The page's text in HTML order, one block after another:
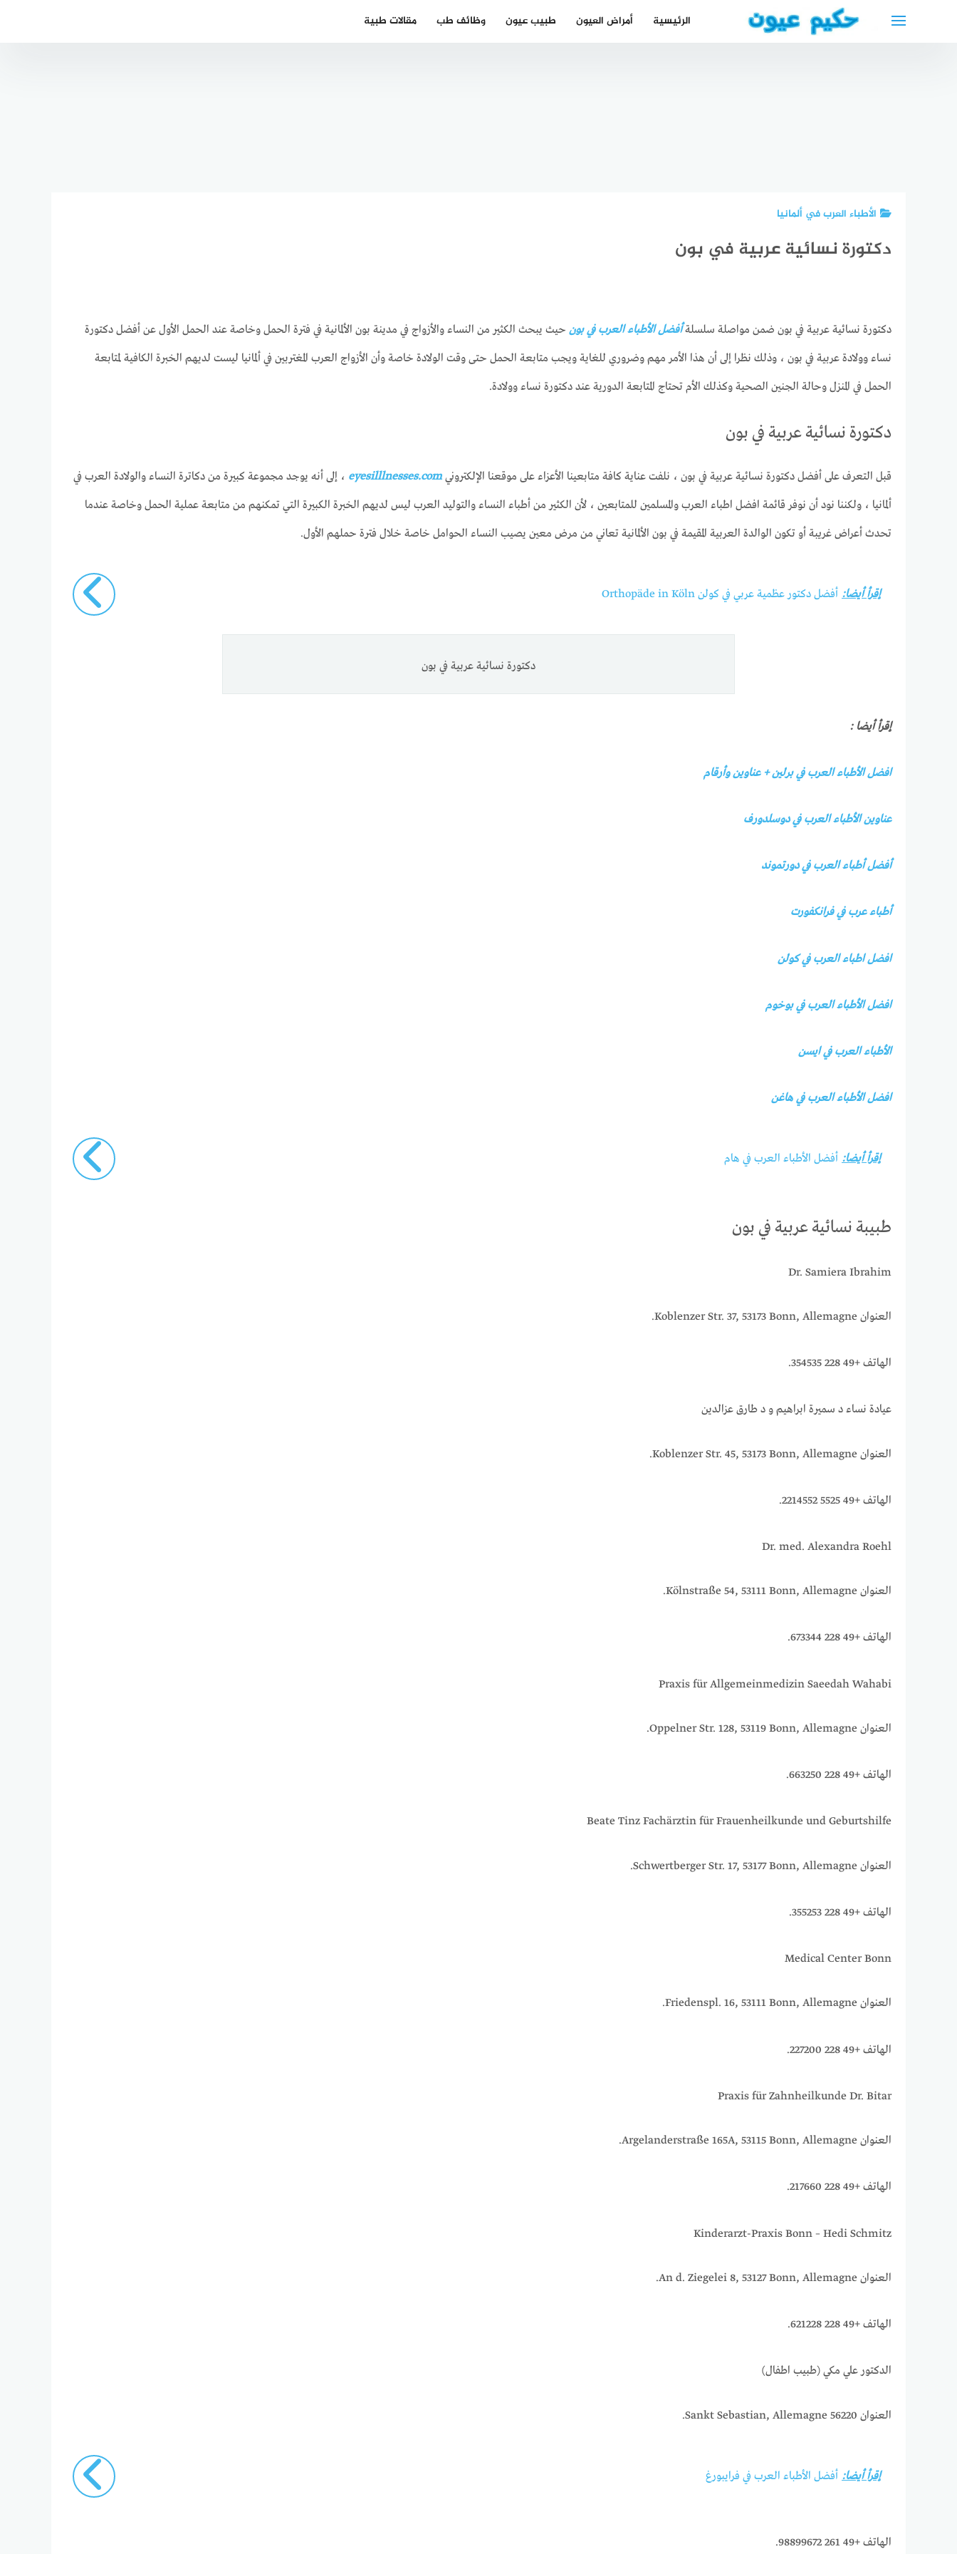
الرئيسية أمراض العيون طبيب عيون وظائف طب مقالات طبية
الأطباء العرب في ألمانيا
دكتورة نسائية عربية في بون
دكتورة نسائية عربية في بون ضمن مواصلة سلسلةأفضل الأطباء العرب في بون حيث يبحث الكثير من النساء والأزواج في مدينة بون الألمانية في فترة الحمل وخاصة عند الحمل الأول عن أفضل دكتورة
نساء وولادة عربية في بون ، وذلك نظرا إلى أن هذا الأمر مهم وضروري للغاية ويجب متابعة الحمل حتى وقت الولادة خاصة وأن الأزواج العرب المغتربين في ألمانيا ليست لديهم الخبرة الكافية لمتابعة
الحمل في المنزل وحالة الجنين الصحية وكذلك الأم تحتاج المتابعة الدورية عند دكتورة نساء وولادة.
دكتورة نسائية عربية في بون
قبل التعرف على أفضل دكتورة نسائية عربية في بون ، نلفت عناية كافة متابعينا الأعزاء على موقعنا الإلكتروني eyesilllnesses.com ، إلى أنه يوجد مجموعة كبيرة من دكاترة النساء والولادة العرب في
ألمانيا ، ولكننا نود أن نوفر قائمة افضل اطباء العرب والمسلمين للمتابعين ، لأن الكثير من أطباء النساء والتوليد العرب ليس لديهم الخبرة الكبيرة التي تمكنهم من متابعة عملية الحمل وخاصة عندما
تحدث أعراض غريبة أو تكون الوالدة العربية المقيمة في بون الألمانية تعاني من مرض معين يصيب النساء الحوامل خاصة خلال فترة حملهم الأول.
إقرأ أيضا: أفضل دكتور عظمية عربي في كولن Orthopäde in Köln
دكتورة نسائية عربية في بون
إقرأ أيضا :
افضل الأطباء العرب في برلين + عناوين وأرقام
عناوين الأطباء العرب في دوسلدورف
أفضل أطباء العرب في دورتموند
أطباء عرب في فرانكفورت
افضل اطباء العرب في كولن
افضل الأطباء العرب في بوخوم
الأطباء العرب في ايسن
افضل الأطباء العرب في هاغن
إقرأ أيضا: أفضل الأطباء العرب في هام
طبيبة نسائية عربية في بون
Dr. Samiera Ibrahim
العنوان Koblenzer Str. 37, 53173 Bonn, Allemagne.
الهاتف +49 228 354535.
عيادة نساء د سميرة ابراهيم و د طارق عزالدين
العنوان Koblenzer Str. 45, 53173 Bonn, Allemagne.
الهاتف +49 5525 2214552.
Dr. med. Alexandra Roehl
العنوان Kölnstraße 54, 53111 Bonn, Allemagne.
الهاتف +49 228 673344.
Praxis für Allgemeinmedizin Saeedah Wahabi
العنوان Oppelner Str. 128, 53119 Bonn, Allemagne.
الهاتف +49 228 663250.
Beate Tinz Fachärztin für Frauenheilkunde und Geburtshilfe
العنوان Schwertberger Str. 17, 53177 Bonn, Allemagne.
الهاتف +49 228 355253.
Medical Center Bonn
العنوان Friedenspl. 16, 53111 Bonn, Allemagne.
الهاتف +49 228 227200.
Praxis für Zahnheilkunde Dr. Bitar
العنوان Argelanderstraße 165A, 53115 Bonn, Allemagne.
الهاتف +49 228 217660.
Kinderarzt-Praxis Bonn – Hedi Schmitz
العنوان An d. Ziegelei 8, 53127 Bonn, Allemagne.
الهاتف +49 228 621228.
الدكتور علي مكي (طبيب اطفال)
العنوان 56220 Sankt Sebastian, Allemagne.
إقرأ أيضا: أفضل الأطباء العرب في فرايبورغ
الهاتف +49 261 98899672.